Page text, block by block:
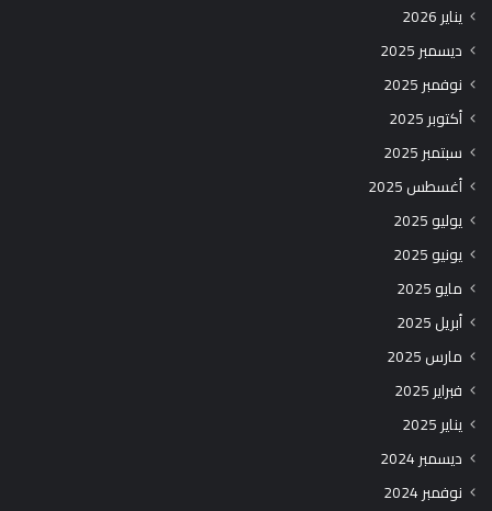
يناير 2026
ديسمبر 2025
نوفمبر 2025
أكتوبر 2025
سبتمبر 2025
أغسطس 2025
يوليو 2025
يونيو 2025
مايو 2025
أبريل 2025
مارس 2025
فبراير 2025
يناير 2025
ديسمبر 2024
نوفمبر 2024